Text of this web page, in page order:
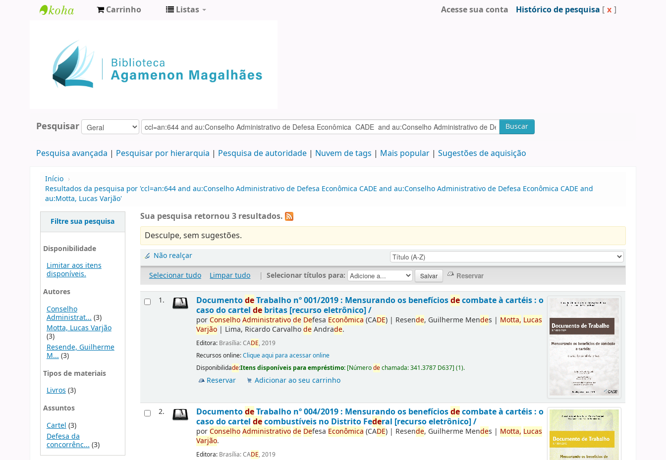
Agamenon
Magalhães
Carrinho Listas Acesse sua conta Histórico de pesquisa [ x ]
Pesquisar Buscar
Pesquisa avançada Pesquisar por hierarquia Pesquisa de autoridade Nuvem de tags Mais popular Sugestões de aquisição
Início ›
Resultados da pesquisa por 'ccl=an:644 and au:Conselho Administrativo de Defesa Econômica CADE and au:Conselho Administrativo de Defesa Econômica CADE and
au:Motta, Lucas Varjão'
Filtre sua pesquisa
Disponibilidade
Limitar aos itens
disponíveis.
Autores
Conselho
Administrat... (3)
Motta, Lucas Varjão
(3)
Resende, Guilherme
M... (3)
Tipos de materiais
Livros(3)
Assuntos
Cartel (3)
Defesa da
concorrênc... (3)
Sua pesquisa retornou 3 resultados.
Desculpe, sem sugestões.
Não realçar
Selecionar tudo
Limpar tudo | Selecionar títulos para:
1. DocumentodeTrabalho nº 001/2019 : Mensurando os benefíciosdecombate à cartéis : o
caso do cartelde britas [recurso eletrônico] /
porConselhoAdministrativode Defesa Econômica (CADE) | Resende, Guilherme Mendes | Motta, Lucas
Varjão | Lima, Ricardo CarvalhodeAndrade.
Editora: Brasília: CADE, 2019
Recursos online:Clique aqui para acessar online
Disponibilidade:Itens disponíveis para empréstimo: [Númerodechamada:341.3787 D637](1).
Reservar Adicionar ao seu carrinho
2. DocumentodeTrabalho nº 004/2019 : Mensurando os benefíciosdecombate à cartéis : o
caso do carteldecombustíveis no Distrito Federal [recurso eletrônico] /
porConselhoAdministrativode Defesa Econômica (CADE) | Resende, Guilherme Mendes | Motta, Lucas
Varjão.
Editora: Brasília: CADE, 2019